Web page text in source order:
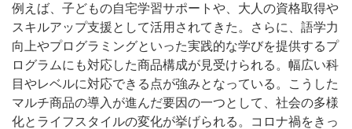
例えば、子どもの自宅学習サポートや、大人の資格取得や
スキルアップ支援として活用されてきた。さらに、語学力
向上やプログラミングといった実践的な学びを提供するプ
ログラムにも対応した商品構成が見受けられる。幅広い科
目やレベルに対応できる点が強みとなっている。こうした
マルチ商品の導入が進んだ要因の一つとして、社会の多様
化とライフスタイルの変化が挙げられる。コロナ禍をきっ